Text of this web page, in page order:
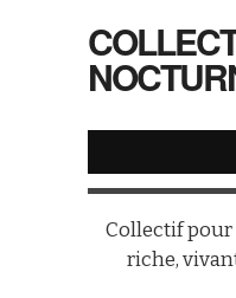
Collectif
riche,